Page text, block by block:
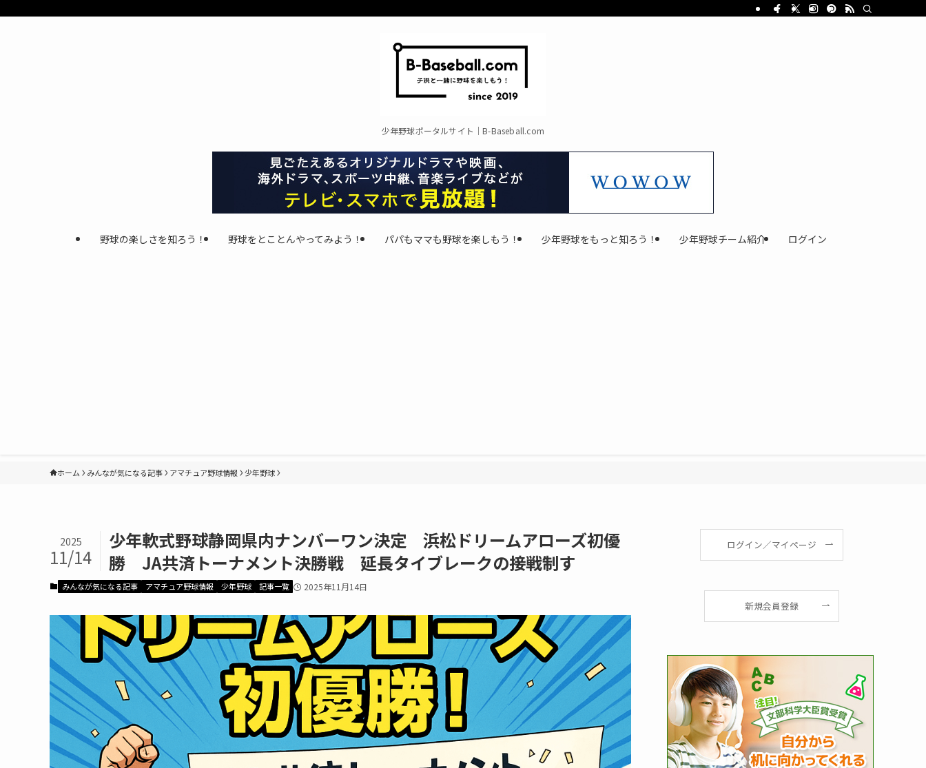
少年野球ポータルサイト｜B-Baseball.com
野球の楽しさを知ろう！ 野球をとことんやってみよう！ パパもママも野球を楽しもう！ 少年野球をもっと知ろう！ 少年野球チーム紹介 ログイン
ホーム みんなが気になる記事 アマチュア野球情報 少年野球
少年軟式野球静岡県内ナンバーワン決定 浜松ドリームアローズ初優
勝 JA共済トーナメント決勝戦 延長タイブレークの接戦制す
2025
11/14
みんなが気になる記事 アマチュア野球情報 少年野球 記事一覧 2025年11月14日
ログイン／マイページ
新規会員登録